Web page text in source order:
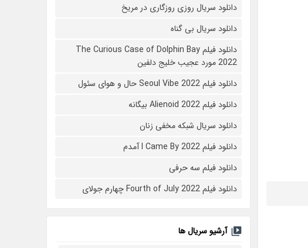
دانلود سریال روزی روزگاری در مریخ
دانلود سریال بی گناه
دانلود فیلم The Curious Case of Dolphin Bay
2022 مورد عجیب خلیج دلفین
دانلود فیلم Seoul Vibe 2022 حال و هوای سئول
دانلود فیلم Alienoid 2022 بیگانه
دانلود سریال شبکه مخفی زنان
دانلود فیلم I Came By 2022 آمدم
دانلود فیلم سه حرفی
دانلود فیلم Fourth of July 2022 چهارم جولای
آرشیو سریال ها